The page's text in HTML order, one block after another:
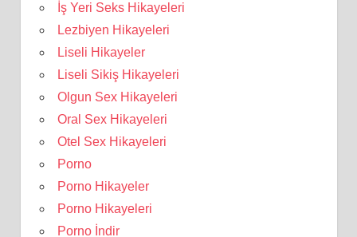
İş Yeri Seks Hikayeleri
Lezbiyen Hikayeleri
Liseli Hikayeler
Liseli Sikiş Hikayeleri
Olgun Sex Hikayeleri
Oral Sex Hikayeleri
Otel Sex Hikayeleri
Porno
Porno Hikayeler
Porno Hikayeleri
Porno İndir